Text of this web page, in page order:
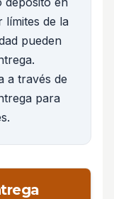
límites de la
pueden
a través de
para